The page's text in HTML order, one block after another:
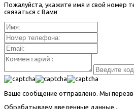
Пожалуйста, укажите имя и свой номер
связаться с Вами
Ваше сообщение отправлено. Мы
Обрабатываем введенные данные...